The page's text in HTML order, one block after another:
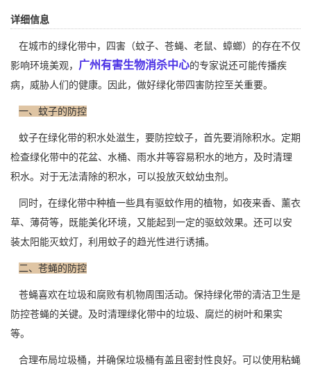
详细信息
在城市的绿化带中，四害（蚊子、苍蝇、老鼠、蟑螂）的存在不仅
影响环境美观， 广州有害生物消杀中心的专家说还可能传播疾
病，威胁人们的健康。因此，做好绿化带四害防控至关重要。
一、蚊子的防控
蚊子在绿化带的积水处滋生，要防控蚊子，首先要消除积水。定期
检查绿化带中的花盆、水桶、雨水井等容易积水的地方，及时清理
积水。对于无法清除的积水，可以投放灭蚊幼虫剂。
同时，在绿化带中种植一些具有驱蚊作用的植物，如夜来香、薰衣
草、薄荷等，既能美化环境，又能起到一定的驱蚊效果。还可以安
装太阳能灭蚊灯，利用蚊子的趋光性进行诱捕。
二、苍蝇的防控
苍蝇喜欢在垃圾和腐败有机物周围活动。保持绿化带的清洁卫生是
防控苍蝇的关键。及时清理绿化带中的垃圾、腐烂的树叶和果实
等。
合理布局垃圾桶，并确保垃圾桶有盖且密封性良好。可以使用粘蝇